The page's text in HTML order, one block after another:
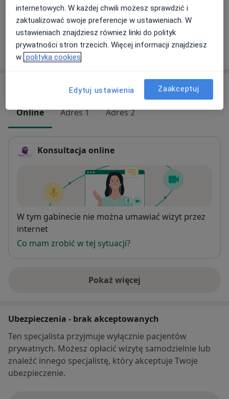
rozwój osobisty. Zapraszam na pierwsze spotkanie,
podczas którego zapoznaję się z klientem i jego
potrzebami. W przypadku konsultacji osób poniżej 18
roku życia, pierwsza wizyta odbywa się jedynie z
rodzicami. Kolejne wizyty to spotkania z dzieckiem.
Szczegóły
W jaki sposób ustalane są ceny?
Online Adres 1 Adres 2
Konsultacja online
Dostępność
W tym gabinecie nie można umawiać wizyt przez
internet
Co mam zrobić w tej sytuacji?
Pokaż więcej
o adresie
Ubezpieczenia - brak akceptowanych
Ten specjalista przyjmuje wyłącznie pacjentów
prywatnych. Możesz opłacić wizytę samodzielnie lub
znaleźć innego specjalistę, który akceptuje Twoje
ubezpieczenie.
internetowych. W każdej chwili możesz sprawdzić i
zaktualizować swoje preferencje w ustawieniach. W
ustawieniach znajdziesz również linki do polityk
prywatności stron trzecich. Więcej informacji znajdziesz
w polityka cookies
Edytuj ustawienia Zaakceptuj